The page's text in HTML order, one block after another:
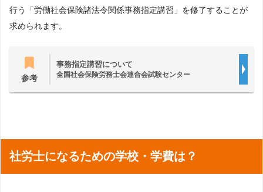
行う「労働社会保険諸法令関係事務指定講習」を修了することが
求められます。
参考
事務指定講習について
全国社会保険労務士会連合会試験センター
社労士になるための学校・学費は？